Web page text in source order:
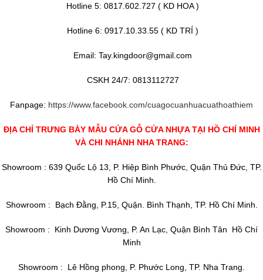
Hotline 5: 0817.602.727 ( KD HOA )
Hotline 6: 0917.10.33.55 ( KD TRÍ )
Email: Tay.kingdoor@gmail.com
CSKH 24/7: 0813112727
Fanpage: https://www.facebook.com/cuagocuanhuacuathoathiem
ĐỊA CHỈ TRƯNG BÀY MẪU CỬA GỖ CỬA NHỰA TẠI HỒ CHÍ MINH
VÀ CHI NHÁNH NHA TRANG:
Showroom : 639 Quốc Lộ 13, P. Hiệp Bình Phước, Quận Thủ Đức, TP.
Hồ Chí Minh.
Showroom : Bạch Đằng, P.15, Quận. Bình Thạnh, TP. Hồ Chí Minh.
Showroom : Kinh Dương Vương, P. An Lạc, Quận Bình Tân Hồ Chí
Minh
Showroom : Lê Hồng phong, P. Phước Long, TP. Nha Trang.